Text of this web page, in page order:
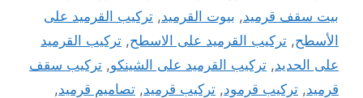
بيت سقف قرميد, بيوت القرميد, تركيب القرميد على
الأسطح, تركيب القرميد على الاسطح, تركيب القرميد
على الحديد, تركيب القرميد على الشينكو, تركيب سقف
قرميد, تركيب قرمود, تركيب قرميد, تصاميم قرميد,